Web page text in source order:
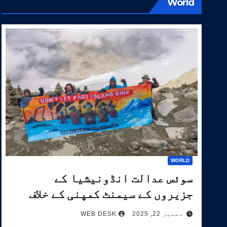
World
WORLD
سوئس عدالت انڈونیشیا کے
جزیروں کے سیمنٹ کمپنی کے خلاف
آب و ہوا کیس کی سماعت کرے گی۔
دسمبر 22, 2025 WEB DESK